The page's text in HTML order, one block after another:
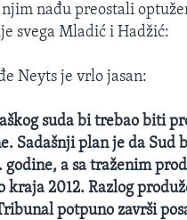
njim nađu preostali
svega Mladić i Hadžić:
Neyts je vrlo jasan:
suda bi trebao biti
Sadašnji plan je da Sud
godine, a sa traženim
kraja 2012. Razlog
potpuno završi